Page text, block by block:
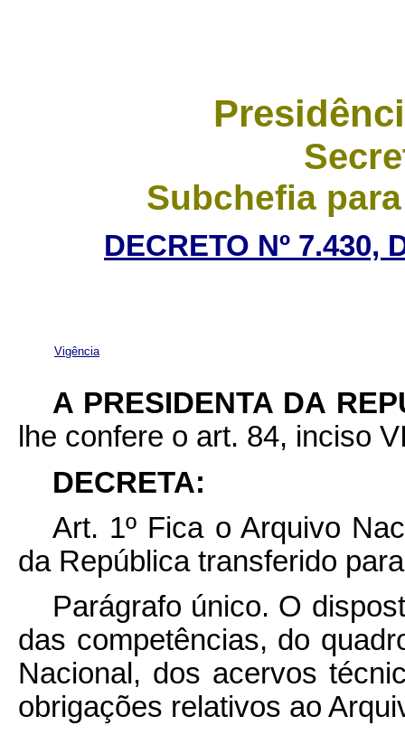
Subchefia
DECRETO Nº 7.430,
Vigência
A PRESIDENTA DA
lhe confere o art. 84, inciso
DECRETA:
Art. 1º Fica o Arquivo
da República transferido
Parágrafo único. O
das competências, do
Nacional, dos acervos
obrigações relativos ao